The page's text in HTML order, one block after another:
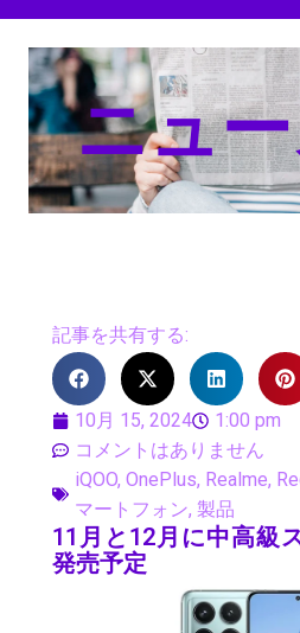
ニュ
記事を共有する:
10月 15, 2024
1:00 pm
コメントはありません
iQOO, OnePlus, Realme,
マートフォン, 製品
11月と12月に中高級
発売予定